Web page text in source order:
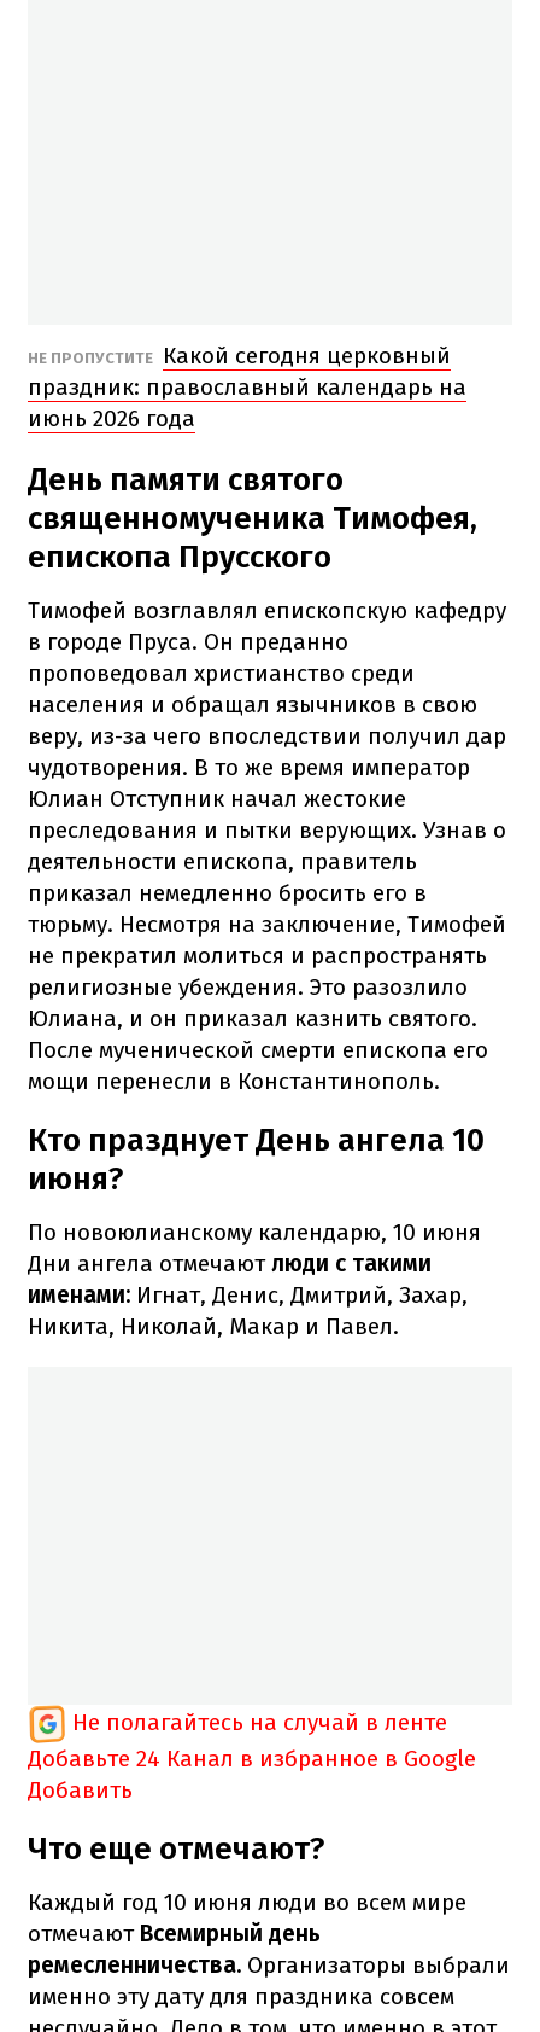
НЕ ПРОПУСТИТЕ
Какой сегодня церковный
праздник: православный календарь на
июнь 2026 года
День памяти святого
священномученика Тимофея,
епископа Прусского
Тимофей возглавлял епископскую кафедру
в городе Пруса. Он преданно
проповедовал христианство среди
населения и обращал язычников в свою
веру, из-за чего впоследствии получил дар
чудотворения. В то же время император
Юлиан Отступник начал жестокие
преследования и пытки верующих. Узнав о
деятельности епископа, правитель
приказал немедленно бросить его в
тюрьму. Несмотря на заключение, Тимофей
не прекратил молиться и распространять
религиозные убеждения. Это разозлило
Юлиана, и он приказал казнить святого.
После мученической смерти епископа его
мощи перенесли в Константинополь.
Кто празднует День ангела 10
июня?
По новоюлианскому календарю, 10 июня
Дни ангела отмечаютлюди с такими
именами: Игнат, Денис, Дмитрий, Захар,
Никита, Николай, Макар и Павел.
Не полагайтесь на случай в ленте
Добавьте 24 Канал в избранное в Google
Добавить
Что еще отмечают?
Каждый год 10 июня люди во всем мире
отмечают Всемирный день
ремесленничества. Организаторы выбрали
именно эту дату для праздника совсем